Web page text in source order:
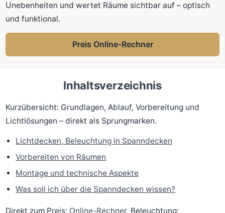
Unebenheiten und wertet Räume sichtbar auf – optisch
und funktional.
Preis Online-Rechner
Inhaltsverzeichnis
Kurzübersicht: Grundlagen, Ablauf, Vorbereitung und
Lichtlösungen – direkt als Sprungmarken.
Lichtdecken, Beleuchtung in Spanndecken
Vorbereiten von Räumen
Montage und technische Aspekte
Was soll ich über die Spanndecken wissen?
Direkt zum Preis: Online-Rechner. Beleuchtung: